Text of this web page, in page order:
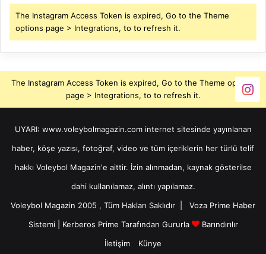
The Instagram Access Token is expired, Go to the Theme
options page > Integrations, to to refresh it.
The Instagram Access Token is expired, Go to the Theme options
page > Integrations, to to refresh it.
UYARI: www.voleybolmagazin.com internet sitesinde yayınlanan
haber, köşe yazısı, fotoğraf, video ve tüm içeriklerin her türlü telif
hakkı Voleybol Magazin'e aittir. İzin alınmadan, kaynak gösterilse
dahi kullanılamaz, alıntı yapılamaz.
Voleybol Magazin 2005 , Tüm Hakları Saklıdır | Voza Prime Haber
Sistemi| Kerberos Prime Tarafından Gururla
Barındırılır
İletişim
Künye